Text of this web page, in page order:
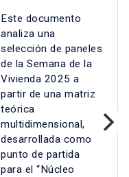
Este documento
analiza una
selección de paneles
de la Semana de la
Vivienda 2025 a
partir de una matriz
teórica
multidimensional,
desarrollada como
punto de partida
para el “Núcleo